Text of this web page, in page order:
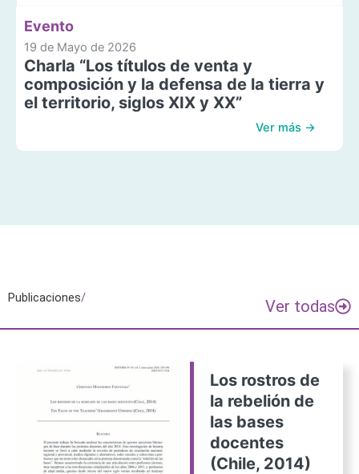
Evento
19 de Mayo de 2026
Charla “Los títulos de venta y
composición y la defensa de la tierra y
el territorio, siglos XIX y XX”
Ver más →
Publicaciones/ Ver todas
Los rostros de
la rebelión de
las bases
docentes
(Chile, 2014)